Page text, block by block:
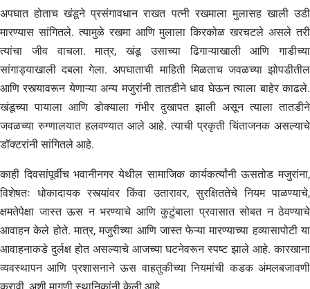
​अपघात होताच खंडूने प्रसंगावधान राखत पत्नी रखमाला मुलासह खाली उडी
मारण्यास सांगितले. त्यामुळे रखमा आणि मुलाला किरकोळ खरचटले असले तरी
त्यांचा जीव वाचला. मात्र, खंडू उसाच्या ढिगाऱ्याखाली आणि गाडीच्या
सांगाड्याखाली दबला गेला. अपघाताची माहिती मिळताच जवळच्या झोपडीतील
आणि रस्त्यावरून येणाऱ्या अन्य मजुरांनी तातडीने धाव घेऊन त्याला बाहेर काढले.
खंडूच्या पायाला आणि डोक्याला गंभीर दुखापत झाली असून त्याला तातडीने
जवळच्या रुग्णालयात हलवण्यात आले आहे. त्याची प्रकृती चिंताजनक असल्याचे
डॉक्टरांनी सांगितले आहे.
​काही दिवसांपूर्वीच भवानीनगर येथील सामाजिक कार्यकर्त्यांनी ऊसतोड मजुरांना,
विशेषतः धोकादायक रस्त्यांवर किंवा उतारावर, सुरक्षिततेचे नियम पाळण्याचे,
क्षमतेपेक्षा जास्त ऊस न भरण्याचे आणि कुटुंबाला प्रवासात सोबत न ठेवण्याचे
आवाहन केले होते. मात्र, मजुरीच्या आणि जास्त फेऱ्या मारण्याच्या हव्यासापोटी या
आवाहनाकडे दुर्लक्ष होत असल्याचे आजच्या घटनेवरून स्पष्ट झाले आहे. कारखाना
व्यवस्थापन आणि प्रशासनाने ऊस वाहतुकीच्या नियमांची कडक अंमलबजावणी